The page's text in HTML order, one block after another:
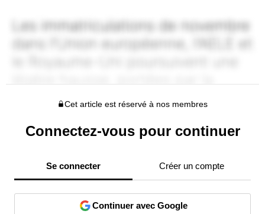
Cet article est réservé à nos membres
Connectez-vous pour continuer
Se connecter Créer un compte
Continuer avec Google